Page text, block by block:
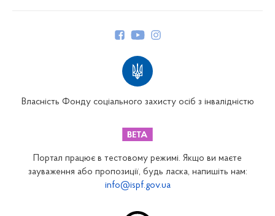
Закарпатське відділення
Запорізьке відділення
Власність Фонду соціального захисту осіб з інвалідністю
Портал працює в тестовому режимі. Якщо ви маєте
зауваження або пропозиції, будь ласка, напишіть нам:
info@ispf.gov.ua